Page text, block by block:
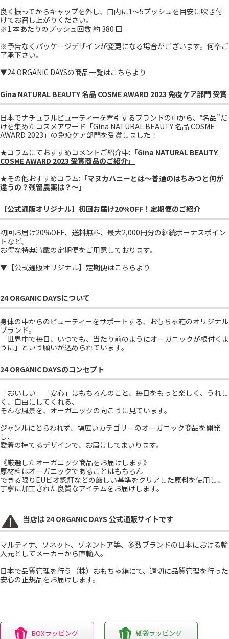
良く振ってからキャップを外し、口内に1～5プッシュを目安に吹き付
けてお召し上がりください。
※1 本あたりのプッシュ回数 約 380 回
※予告なくパッケージデザインが変更になる場合がございます。何卒ご
了承下さい。
▼24 ORGANIC DAYSの商品一覧はこちらより
Gina NATURAL BEAUTY 名品 COSME AWARD 2023 免疫ケア部門 受賞
日本でナチュラルビューティーを牽引するブランドの中から、‟名品”だ
けを集めたコスメアワード「Gina NATURAL BEAUTY 名品 COSME
AWARD 2023」の免疫ケア部門を受賞しました！
★コラムにておすすめコメントご紹介中: 「Gina NATURAL BEAUTY
COSME AWARD 2023 受賞商品のご紹介」
★その他おすすめコラム: 「マヌカハニーとは～普通のはちみつと何が
違うの？残留農薬は？～」
【公式通販オリジナル】初回お届け20%OFF！定期便のご紹介
初回お届け20%OFF、送料無料、最大2,000円分の継続ボーナスポイン
トなど、
お得な特典満載の定期便をご用意しております。
▼【公式通販オリジナル】定期便はこちらより
24 ORGANIC DAYSについて
身体の中からのビューティーをサポートする、おもちゃ箱のオリジナル
ブランド。
「世界中で毎日、いつでも、当たり前のようにオーガニックが根付くよ
うに」という願いが込められています。
24 ORGANIC DAYSのコンセプト
「おいしい」「安心」はもちろんのこと、毎日をもっと楽しく、うれし
く、自由にしてくれる、
そんな風景を、オーガニックの向こうに見ています。
ジャンルにとらわれず、幅広いカテゴリーのオーガニック商品を開発
し、
愛着の持てるデザインで、お届けしてまいります。
《厳選したオーガニック商品をお届けします》
原材料はオーガニックであることはもちろん
できる限りEUビオ認証などの厳しい基準をクリアした原料を使用し、
丁寧に加工された良質なアイテムをお届けします。
当店は 24 ORGANIC DAYS 公式通販サイトです
マルティナ、ソネット、ゾネントア等、多数ブランドの日本における輸
入元としてメーカーから直輸入。
日本で品質管理を行う（株）おもちゃ箱にて、適切に品質管理を行った
安心の正規品をお届けします。
BOXラッピング 紙袋ラッピング